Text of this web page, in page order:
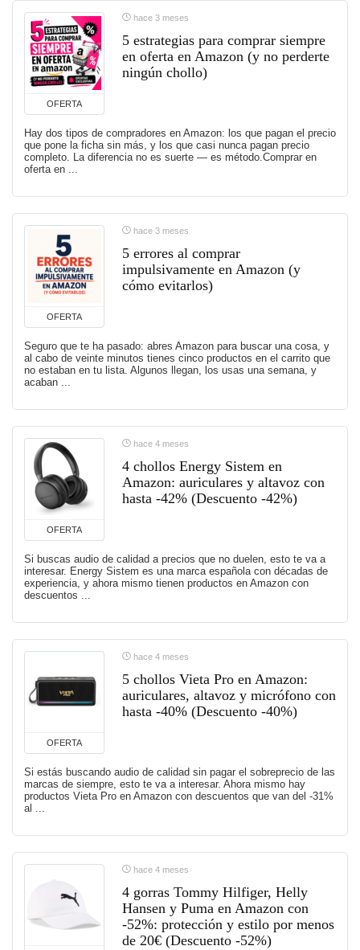
OFERTA
hace 3 meses
5 estrategias para comprar siempre
en oferta en Amazon (y no perderte
ningún chollo)
Hay dos tipos de compradores en Amazon: los que pagan el precio
que pone la ficha sin más, y los que casi nunca pagan precio
completo. La diferencia no es suerte — es método.Comprar en
oferta en ...
OFERTA
hace 3 meses
5 errores al comprar
impulsivamente en Amazon (y
cómo evitarlos)
Seguro que te ha pasado: abres Amazon para buscar una cosa, y
al cabo de veinte minutos tienes cinco productos en el carrito que
no estaban en tu lista. Algunos llegan, los usas una semana, y
acaban ...
OFERTA
hace 4 meses
4 chollos Energy Sistem en
Amazon: auriculares y altavoz con
hasta -42% (Descuento -42%)
Si buscas audio de calidad a precios que no duelen, esto te va a
interesar. Energy Sistem es una marca española con décadas de
experiencia, y ahora mismo tienen productos en Amazon con
descuentos ...
OFERTA
hace 4 meses
5 chollos Vieta Pro en Amazon:
auriculares, altavoz y micrófono con
hasta -40% (Descuento -40%)
Si estás buscando audio de calidad sin pagar el sobreprecio de las
marcas de siempre, esto te va a interesar. Ahora mismo hay
productos Vieta Pro en Amazon con descuentos que van del -31%
al ...
hace 4 meses
4 gorras Tommy Hilfiger, Helly
Hansen y Puma en Amazon con
-52%: protección y estilo por menos
de 20€ (Descuento -52%)